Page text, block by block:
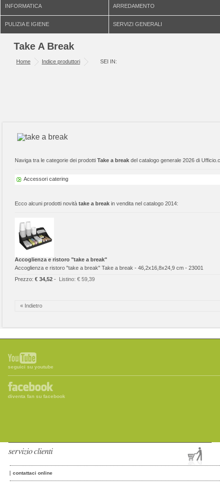
INFORMATICA ARREDAMENTO
PULIZIA E IGIENE SERVIZI GENERALI
Take A Break
SEI IN:
Home Indice produttori
Naviga tra le categorie dei prodotti Take a break del catalogo generale 2026 di
Accessori catering
Ecco alcuni prodotti novità take a break in vendita nel catalogo 2014:
Accoglienza e ristoro "take a break"
Accoglienza e ristoro "take a break" Take a break - 46,2x16,8x24,9 cm - 23001
Prezzo: € 34,52 - Listino: € 59,39
« Indietro
seguici su youtube
diventa fan su facebook
servizio clienti
contattaci online